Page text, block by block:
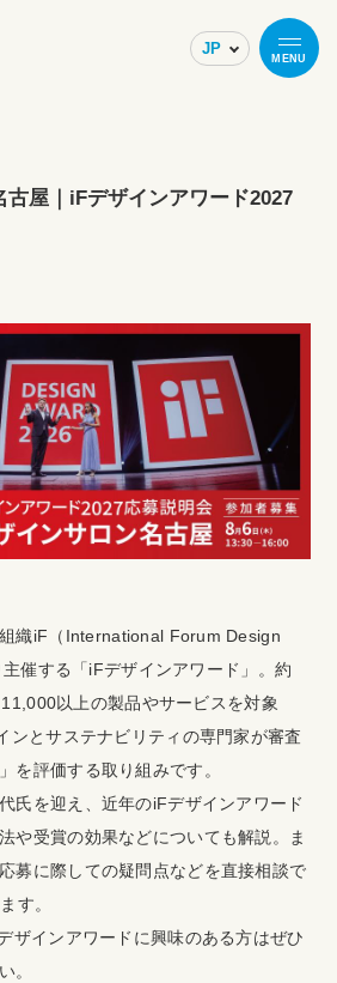
MENU
古屋｜iFデザインアワード2027
織iF（International Forum Design
催する「iFデザインアワード」。約
以上の製品やサービスを対象
ンとサステナビリティの専門家が審査
を評価する取り組みです。
氏を迎え、近年のiFデザインアワード
や受賞の効果などについても解説。ま
募に際しての疑問点などを直接相談で
す。
ザインアワードに興味のある方はぜひ
。